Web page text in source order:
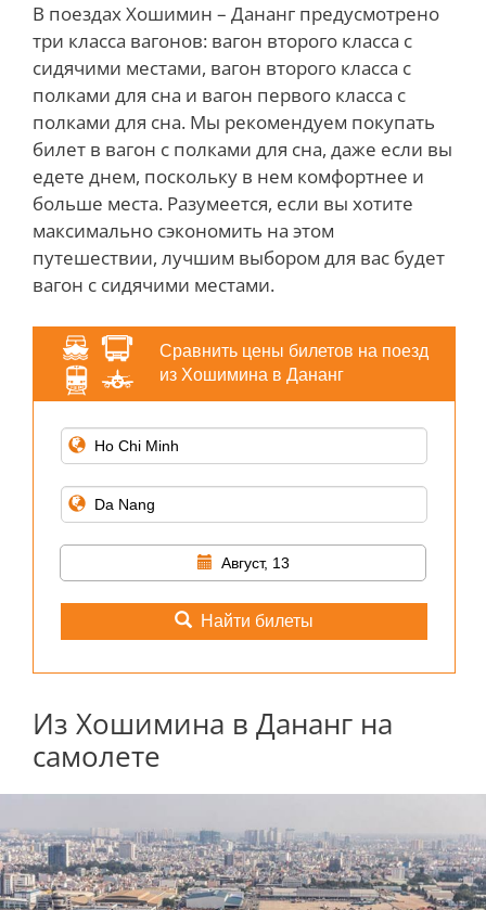
В поездах Хошимин – Дананг предусмотрено
три класса вагонов: вагон второго класса с
сидячими местами, вагон второго класса с
полками для сна и вагон первого класса с
полками для сна. Мы рекомендуем покупать
билет в вагон с полками для сна, даже если вы
едете днем, поскольку в нем комфортнее и
больше места. Разумеется, если вы хотите
максимально сэкономить на этом
путешествии, лучшим выбором для вас будет
вагон с сидячими местами.
Сравнить цены билетов на поезд
из Хошимина в Дананг
Август, 13
Найти билеты
Из Хошимина в Дананг на
самолете